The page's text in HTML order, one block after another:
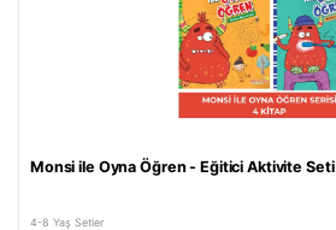
Monsi ile Oyna Öğren - Eğitici Aktivite
4-8 Yaş Setler